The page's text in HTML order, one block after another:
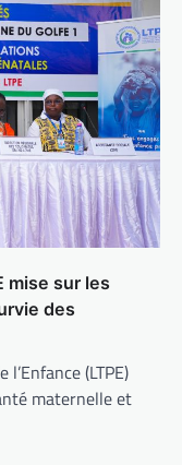
mise sur les
des
(LTPE)
maternelle et